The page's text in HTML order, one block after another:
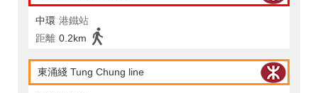
中環 港鐵站
距離 0.2km
東涌綫 Tung Chung line